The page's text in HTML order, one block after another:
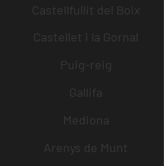
Castellfullit del Boix
Castellet i la Gornal
Puig-reig
Gallifa
Mediona
Arenys de Munt